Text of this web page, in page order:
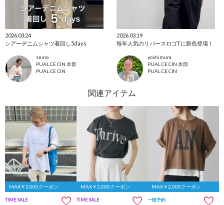
2026.03.24
シアーデニムシャツ着回し5days
seino
PUAL CE CIN 本部
PUAL CE CIN
2026.03.19
毎年人気のリバースロゴTに新色登場！
yoshimura
PUAL CE CIN 本部
PUAL CE CIN
MAX￥2,000クーポン
TIME SALE
MAX￥2,000クーポン
TIME SALE
MAX￥2,000クーポン
一部予約